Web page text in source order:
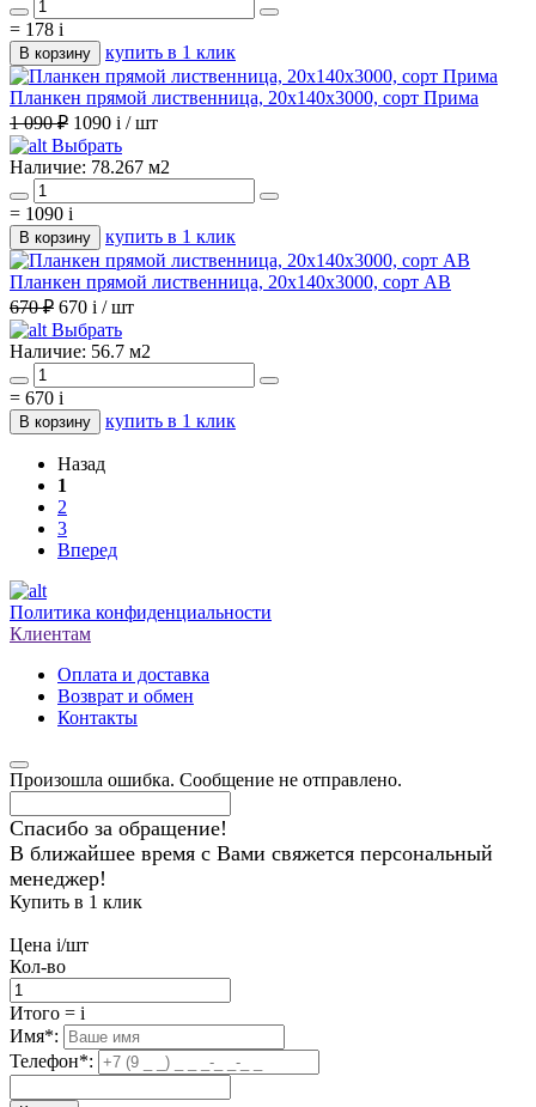
= 178 i
В корзину купить в 1 клик
Планкен прямой лиственница, 20х140х3000, сорт Прима
1 090 ₽ 1090 i / шт
Выбрать
Наличие: 78.267 м2
= 1090 i
В корзину купить в 1 клик
Планкен прямой лиственница, 20х140х3000, сорт АВ
670 ₽ 670 i / шт
Выбрать
Наличие: 56.7 м2
= 670 i
В корзину купить в 1 клик
Назад
1
2
3
Вперед
Политика конфиденциальности
Клиентам
Оплата и доставка
Возврат и обмен
Контакты
Произошла ошибка. Сообщение не отправлено.
Спасибо за обращение!
В ближайшее время с Вами свяжется персональный
менеджер!
Купить в 1 клик
Цена i/шт
Кол-во
Итого = i
Имя*:
Телефон*: